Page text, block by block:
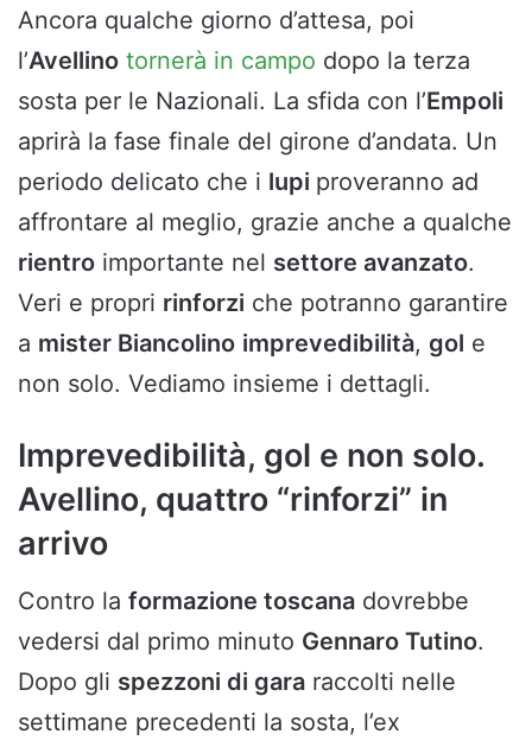
Ancora qualche giorno d’attesa, poi
l’Avellino tornerà in campo dopo la terza
sosta per le Nazionali. La sfida con l’Empoli
aprirà la fase finale del girone d’andata. Un
periodo delicato che i lupi proveranno ad
affrontare al meglio, grazie anche a qualche
rientro importante nel settore avanzato.
Veri e propri rinforzi che potranno garantire
a mister Biancolino imprevedibilità, gol e
non solo. Vediamo insieme i dettagli.
Imprevedibilità, gol e non solo.
Avellino, quattro “rinforzi” in
arrivo
Contro la formazione toscana dovrebbe
vedersi dal primo minuto Gennaro Tutino.
Dopo gli spezzoni di gara raccolti nelle
settimane precedenti la sosta, l’ex